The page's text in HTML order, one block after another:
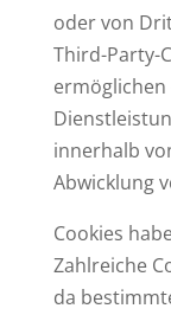
oder von
Third-Party-
innerhalb
Abwicklung
Cookies
Zahlreiche
da